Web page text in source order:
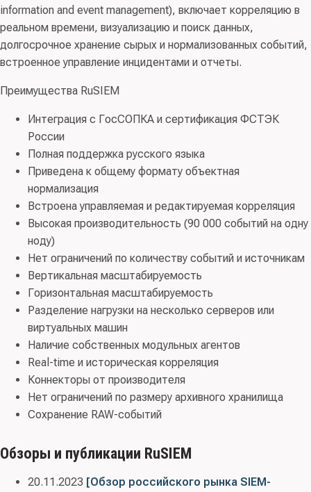
лаборатория:АО Центр «Атомзащитаинформ», орган
сертификации:ФАУ «ГНИИИ ПТЗИ ФСТЭК России»
заявитель:ООО «РуСИЕМ»
information and event management), включает корреляцию в
реальном времени, визуализацию и поиск данных,
долгосрочное хранение сырых и нормализованных событий,
встроенное управление инцидентами и отчеты.
Преимущества RuSIEM
Интеграция с ГосСОПКА и сертификация ФСТЭК
России
Полная поддержка русского языка
Приведена к общему формату объектная
нормализация
Встроена управляемая и редактируемая корреляция
Высокая производительность (90 000 событий на одну
ноду)
Нет ограничений по количеству событий и источникам
Вертикальная масштабируемость
Горизонтальная масштабируемость
Разделение нагрузки на несколько серверов или
виртуальных машин
Наличие собственных модульных агентов
Real-time и историческая корреляция
Коннекторы от производителя
Нет ограничений по размеру архивного хранилища
Сохранение RAW-событий
Обзоры и публикации RuSIEM
20.11.2023 [Обзор российского рынка SIEM-